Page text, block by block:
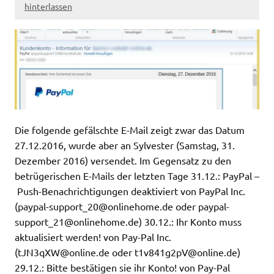
hinterlassen
Die folgende gefälschte E-Mail zeigt zwar das Datum
27.12.2016, wurde aber an Sylvester (Samstag, 31.
Dezember 2016) versendet. Im Gegensatz zu den
betrügerischen E-Mails der letzten Tage 31.12.: PayPal –
Push-Benachrichtigungen deaktiviert von PayPal Inc.
(paypal-support_20@onlinehome.de oder paypal-
support_21@onlinehome.de) 30.12.: Ihr Konto muss
aktualisiert werden! von Pay-Pal Inc.
(tJN3qXW@online.de oder t1v841g2pV@online.de)
29.12.: Bitte bestätigen sie ihr Konto! von Pay-Pal